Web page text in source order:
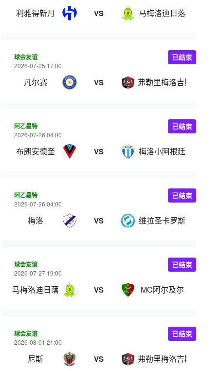
利雅得新月 VS 马梅洛迪日落
球会友谊
2026-07-25 17:00
凡尔赛 VS 弗勒里梅洛吉斯
已结束
阿乙曼特
2026-07-26 04:00
布朗安德奎 VS 梅洛小阿根廷
已结束
阿乙曼特
2026-07-26 04:00
梅洛 VS 维拉圣卡罗斯
已结束
球会友谊
2026-07-27 19:00
马梅洛迪日落 VS MC阿尔及尔
已结束
球会友谊
2026-08-01 21:00
尼斯 VS 弗勒里梅洛吉斯
已结束